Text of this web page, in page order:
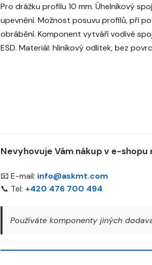
Pro drážku profilu 10 mm. Úhelníkový
upevnění. Možnost posuvu profilů, při
obrábění. Komponent vytváří vodivé
ESD. Materiál: hliníkový odlitek, bez
Nevyhovuje Vám nákup v e-
📧 E-mail: info@askmt.com
📞 Tel: +420 476 700 494
Používáte komponenty jiných